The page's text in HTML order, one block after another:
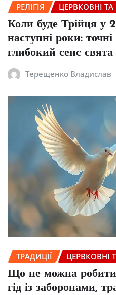
РЕЛІГІЯ ЦЕРВКОВНІ
Коли буде Трійця у
наступні роки: точні
глибокий сенс свята
Терещенко Владислав
ТРАДИЦІЇ ЦЕРВКОВНІ
Що не можна
гід із заборонами,